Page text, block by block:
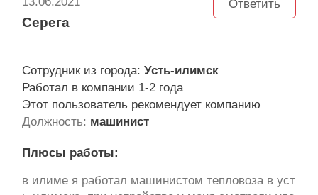
Ответить
Серега
Сотрудник из города: Усть-илимск
Работал в компании 1-2 года
Этот пользователь рекомендует компанию
Должность: машинист
Плюсы работы:
в илиме я работал машинистом тепловоза в уст